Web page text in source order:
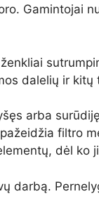
Gamintojai
dalelių ir
arba
filtro
dėl ko
darbą.